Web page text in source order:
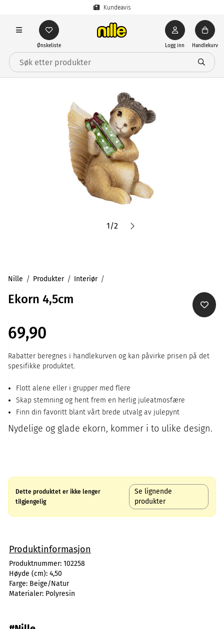
Kundeavis
Ønskeliste Logg inn Handlekurv
1/2
Nille Produkter Interiør
Ekorn 4,5cm
69,90
Rabatter beregnes i handlekurven og kan påvirke prisen på det
spesifikke produktet.
Flott alene eller i grupper med flere
Skap stemning og hent frem en herlig juleatmosfære
Finn din favoritt blant vårt brede utvalg av julepynt
Nydelige og glade ekorn, kommer i to ulike design.
Dette produktet er ikke lenger
tilgjengelig
Se lignende
produkter
Produktinformasjon
Produktnummer: 102258
Høyde (cm): 4,50
Farge: Beige/Natur
Materialer: Polyresin